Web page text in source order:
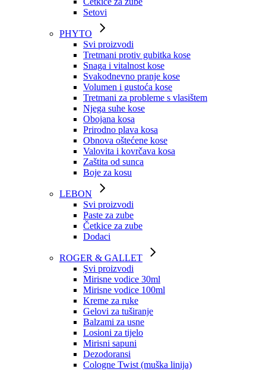
Setovi
PHYTO
Svi proizvodi
Tretmani protiv gubitka kose
Snaga i vitalnost kose
Svakodnevno pranje kose
Volumen i gustoća kose
Tretmani za probleme s vlasištem
Njega suhe kose
Obojana kosa
Prirodno plava kosa
Obnova oštećene kose
Valovita i kovrčava kosa
Zaštita od sunca
Boje za kosu
LEBON
Svi proizvodi
Paste za zube
Četkice za zube
Dodaci
ROGER & GALLET
Şvi proizvodi
Mirisne vodice 30ml
Mirisne vodice 100ml
Kreme za ruke
Gelovi za tuširanje
Balzami za usne
Losioni za tijelo
Mirisni sapuni
Dezodoransi
Cologne Twist (muška linija)